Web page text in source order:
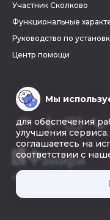
Участник Сколково
Функциональные
Руководство по
Центр помощи
© 2026 «Фэмири»
Мы
для обеспечения
улучшения
соглашаетесь на
соответствии с